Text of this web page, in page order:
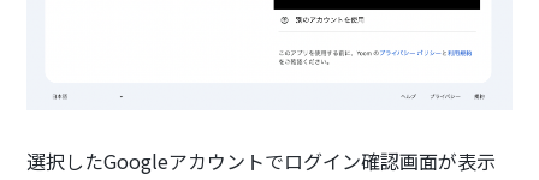
選択したGoogleアカウントでログイン確認画面が表示